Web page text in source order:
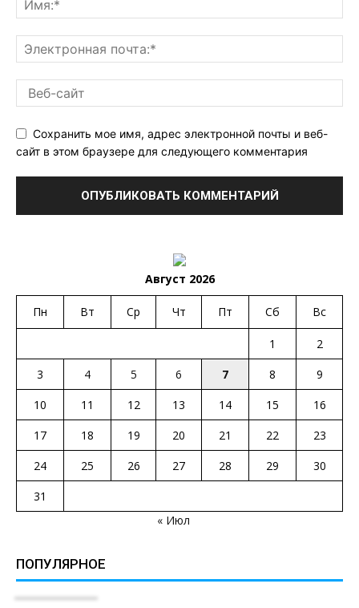
Сохранить мое имя, адрес электронной почты и веб-
сайт в этом браузере для следующего комментария
Август 2026
Пн Вт Ср Чт Пт Сб Вс
1
2
3
4 5 6 7 8
9
10
11 12 13 14 15
16
17
18 19 20 21 22
23
24
25 26 27 28 29
30
31
« Июл
ПОПУЛЯРНОЕ